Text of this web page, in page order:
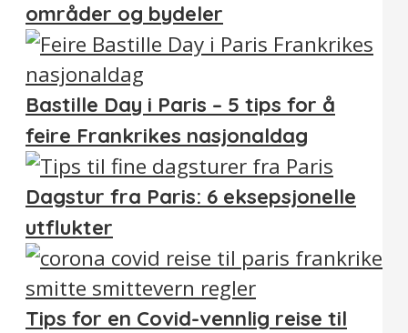
områder og bydeler
Bastille Day i Paris – 5 tips for å
feire Frankrikes nasjonaldag
Dagstur fra Paris: 6 eksepsjonelle
utflukter
Tips for en Covid-vennlig reise til